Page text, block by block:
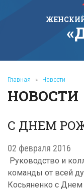
Главная » Новости
НОВОСТИ
С ДНЕМ
02 февраля 2016
Руководство и
команды от всей
Косьяненко с